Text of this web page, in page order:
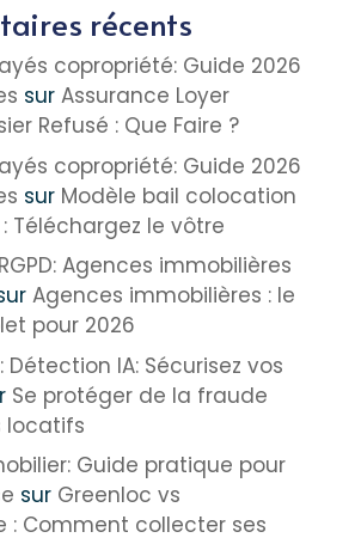
récents
copropriété: Guide 2026
sur Assurance Loyer
Refusé : Que Faire ?
copropriété: Guide 2026
sur Modèle bail colocation
Téléchargez le vôtre
Agences immobilières
Agences immobilières : le
pour 2026
IA: Sécurisez vos
Se protéger de la fraude
locatifs
Guide pratique pour
sur Greenloc vs
: Comment collecter ses